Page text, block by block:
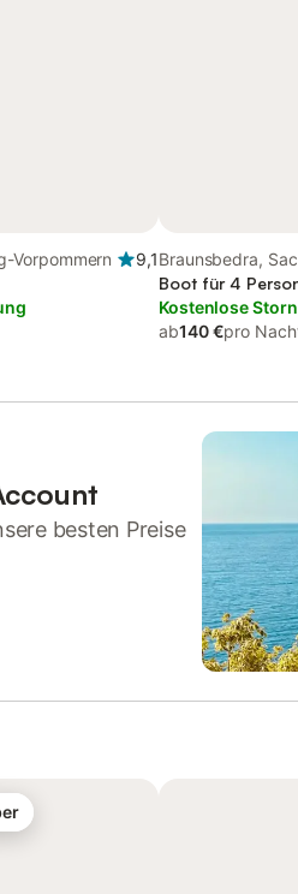
Vorpommern
9,1Braunsbedra,
Boot für 4
Kostenlose
ab140 €pro
besten Preise